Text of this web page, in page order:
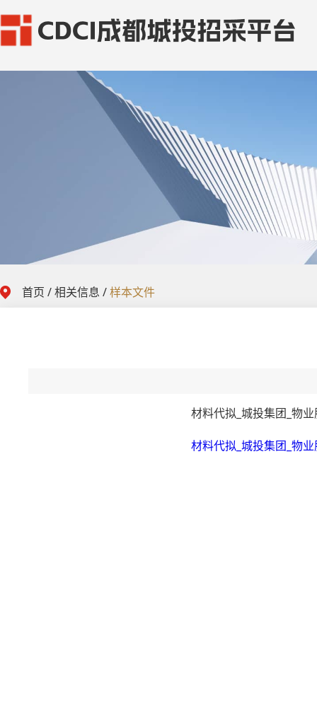
首页 /相关信息 /样本文件
材料代拟_城投集团_物
材料代拟_城投集团_物